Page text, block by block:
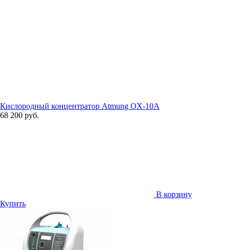
Кислородный концентратор Atmung OX-10A
68 200 руб.
В корзину
Купить